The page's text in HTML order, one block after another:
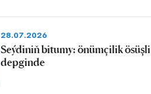
28.07.2026
Seýdiniň bitumy: önümçilik ösüşli
depginde